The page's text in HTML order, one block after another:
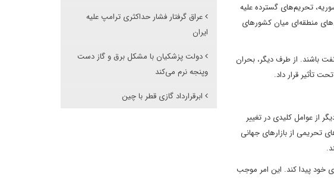
سوریه، تحریم‌های گسترده علیه
منطقه‌ای میان کشورهای
نفت باشند. از طرف دیگر، بحران
تأثیر قرار داد.
ویژه در دوران ریاست جمهوری باراک اوباما و پس از خروج آمریکا از برجام در سال 2018، یکی دیگر از عوامل کلیدی در تغییر
تحریمی از بازارهای جهانی
خود پیدا کند. این امر موجب
عراق گرفتار فشار حداکثری ترامپ علیه
ایران
دولت پزشکیان با مشکل برق و گاز دست
وپنجه نرم می‌کند
ابرقرارداد گازی قطر با چین